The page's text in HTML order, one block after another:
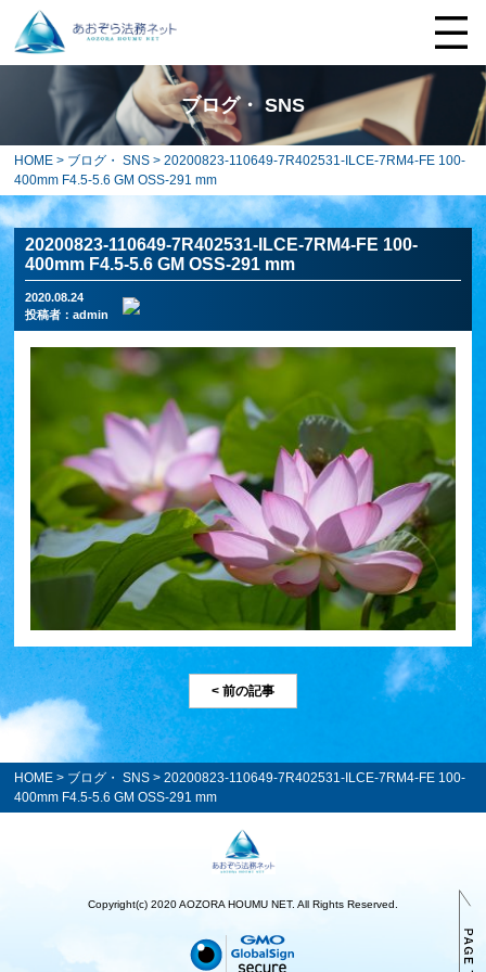
ブログ・ SNS
HOME > ブログ・ SNS > 20200823-110649-7R402531-ILCE-7RM4-FE 100-
400mm F4.5-5.6 GM OSS-291 mm
20200823-110649-7R402531-ILCE-7RM4-FE 100-
400mm F4.5-5.6 GM OSS-291 mm
2020.08.24
投稿者：admin
< 前の記事
HOME > ブログ・ SNS > 20200823-110649-7R402531-ILCE-7RM4-FE 100-
400mm F4.5-5.6 GM OSS-291 mm
Copyright(c) 2020 AOZORA HOUMU NET. All Rights Reserved.